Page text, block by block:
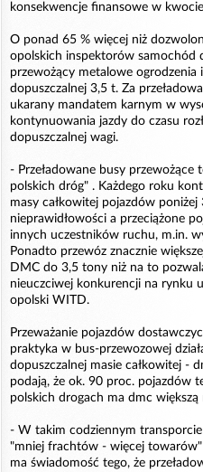
konsekwencje finansowe w
O ponad 65 % więcej niż
opolskich inspektorów samochód
przewożący metalowe ogrodzenia
dopuszczalnej 3,5 t. Za
ukarany mandatem karnym w
kontynuowania jazdy do czasu
dopuszczalnej wagi.
- Przeładowane busy
polskich dróg" . Każdego roku
masy całkowitej pojazdów
nieprawidłowości a przeciążone
innych uczestników ruchu, m.in.
Ponadto przewóz znacznie
DMC do 3,5 tony niż na to
nieuczciwej konkurencji na rynku
opolski WITD.
Przeważanie pojazdów
praktyka w bus-przewozowej
dopuszczalnej masie całkowitej -
podają, że ok. 90 proc. pojazdów
polskich drogach ma dmc większą
- W takim codziennym transporcie
"mniej frachtów - więcej
ma świadomość tego, że